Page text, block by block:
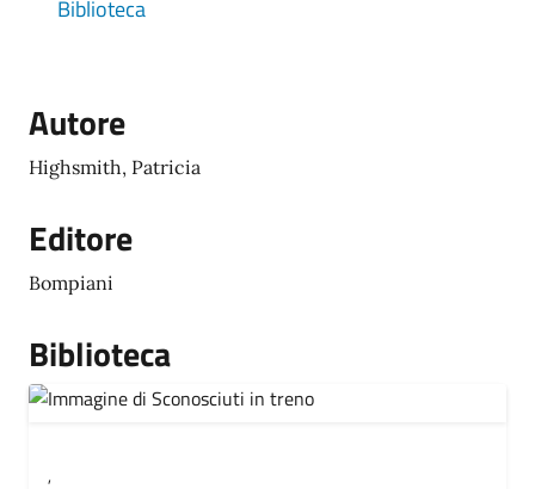
Biblioteca
Autore
Highsmith, Patricia
Editore
Bompiani
Biblioteca
,